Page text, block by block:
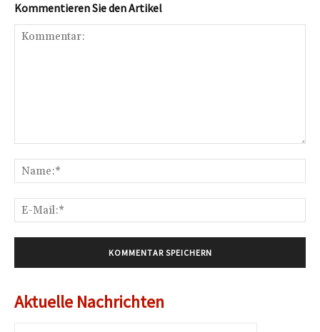
Kommentieren Sie den Artikel
Aktuelle Nachrichten